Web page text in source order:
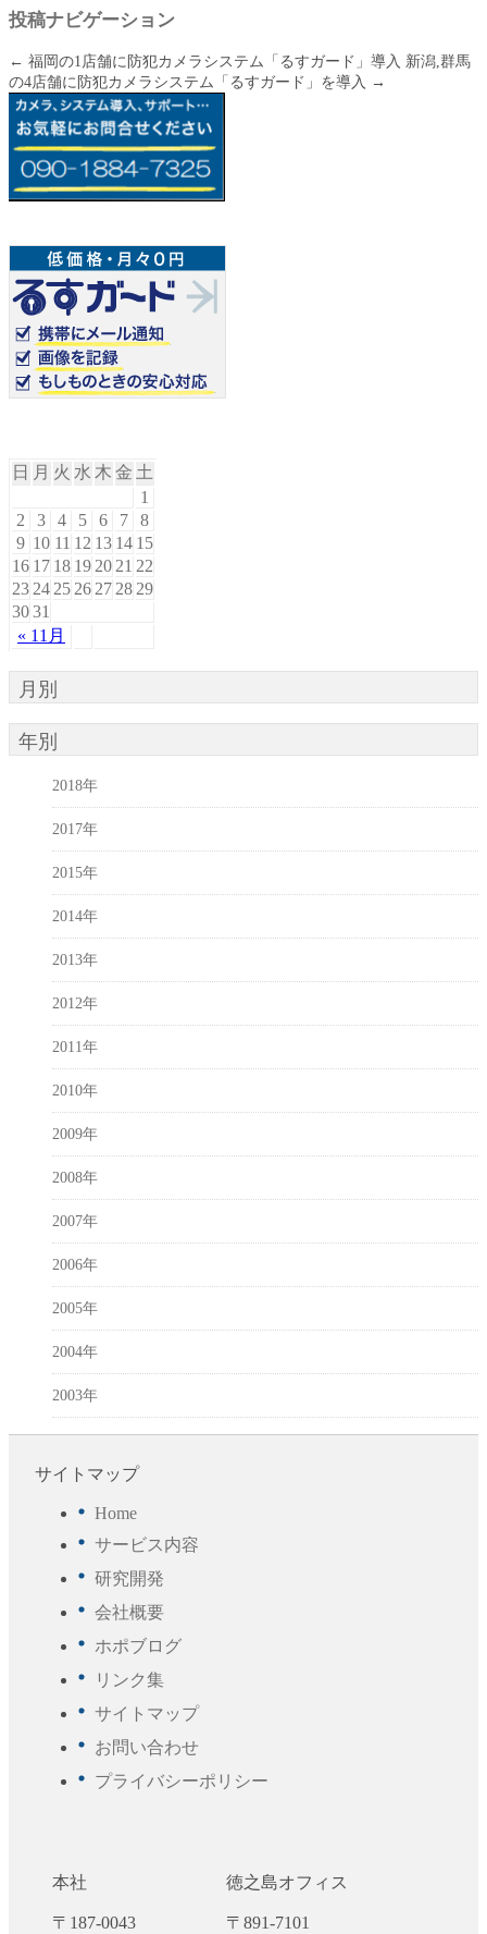
投稿ナビゲーション
← 福岡の1店舗に防犯カメラシステム「るすガード」導入 新潟,群馬
の4店舗に防犯カメラシステム「るすガード」を導入 →
日 月 火 水 木 金 土
« 11月
1
2
3 4 5 6 7
8
9 10 11 12 13 14 15
16 17 18 19 20 21 22
23 24 25 26 27 28 29
3031
月別
年別
2018年
2017年
2015年
2014年
2013年
2012年
2011年
2010年
2009年
2008年
2007年
2006年
2005年
2004年
2003年
サイトマップ
Home
サービス内容
研究開発
会社概要
ホポブログ
リンク集
サイトマップ
お問い合わせ
プライバシーポリシー
本社
〒187-0043
徳之島オフィス
〒891-7101